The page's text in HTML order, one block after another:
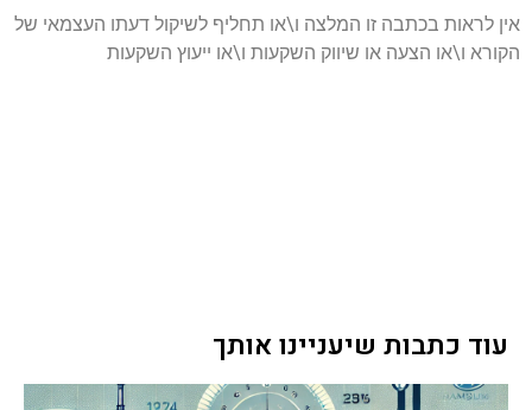
אין לראות בכתבה זו המלצה ו\או תחליף לשיקול דעתו העצמאי של
הקורא ו\או הצעה או שיווק השקעות ו\או ייעוץ השקעות
עוד כתבות שיעניינו אותך